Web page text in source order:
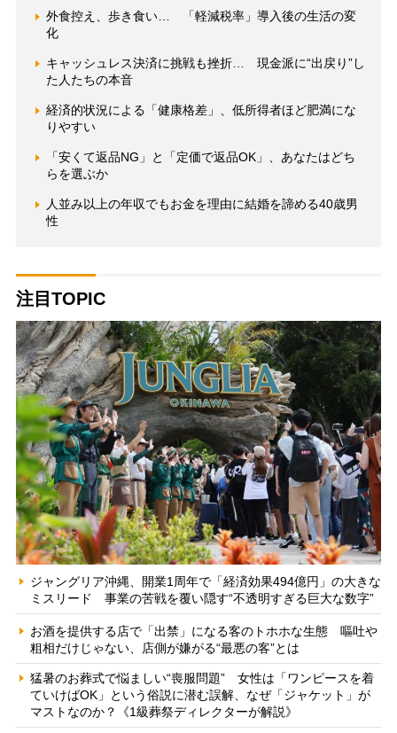
外食控え、歩き食い… 「軽減税率」導入後の生活の変
化
キャッシュレス決済に挑戦も挫折… 現金派に“出戻り”し
た人たちの本音
経済的状況による「健康格差」、低所得者ほど肥満にな
りやすい
「安くて返品NG」と「定価で返品OK」、あなたはどち
らを選ぶか
人並み以上の年収でもお金を理由に結婚を諦める40歳男
性
注目TOPIC
ジャングリア沖縄、開業1周年で「経済効果494億円」の大きな
ミスリード 事業の苦戦を覆い隠す“不透明すぎる巨大な数字”
お酒を提供する店で「出禁」になる客のトホホな生態 嘔吐や
粗相だけじゃない、店側が嫌がる“最悪の客”とは
猛暑のお葬式で悩ましい“喪服問題” 女性は「ワンピースを着
ていけばOK」という俗説に潜む誤解、なぜ「ジャケット」が
マストなのか？《1級葬祭ディレクターが解説》